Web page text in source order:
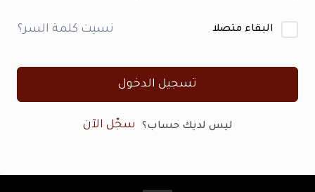
البقاء متصلا نسيت كلمة السر؟
تسجيل الدخول
ليس لديك حساب؟ سجّل الآن